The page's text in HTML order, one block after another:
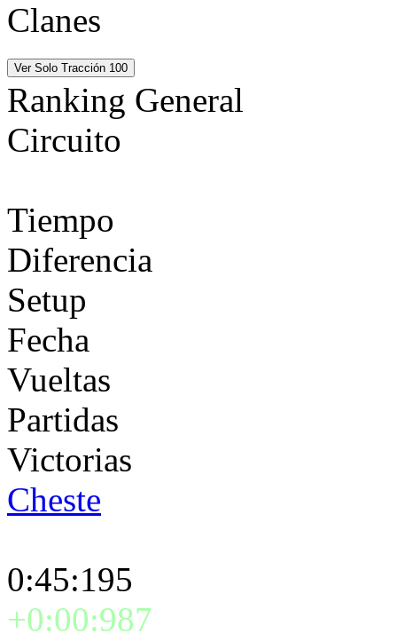
Clanes
Ranking General
Circuito
Tiempo
Diferencia
Setup
Fecha
Vueltas
Partidas
Victorias
Cheste
0:45:195
+0:00:987